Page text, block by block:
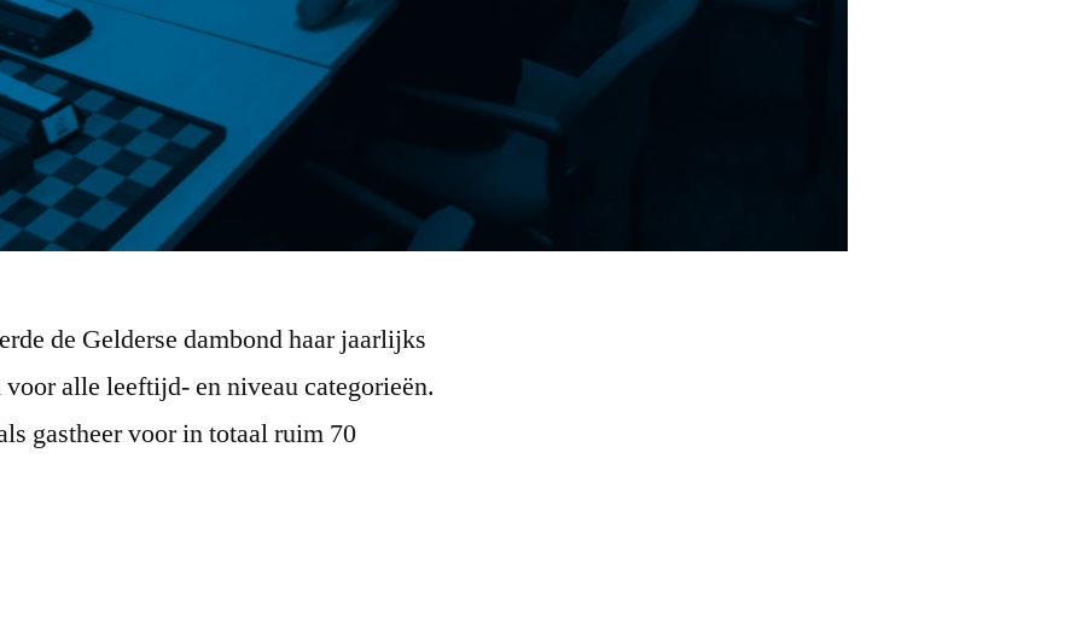
de Gelderse dambond haar jaarlijks
alle leeftijd- en niveau categorieën.
gastheer voor in totaal ruim 70